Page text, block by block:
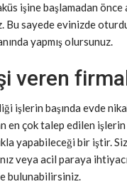
işine başlamadan önce
Bu sayede evinizde
yapmış olursunuz.
veren
işlerin başında evde
çok talep edilen işlerin
yapabileceği bir iştir.
veya acil paraya
bulunabilirsiniz.